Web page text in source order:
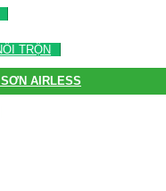
TRỘN
AIRLESS